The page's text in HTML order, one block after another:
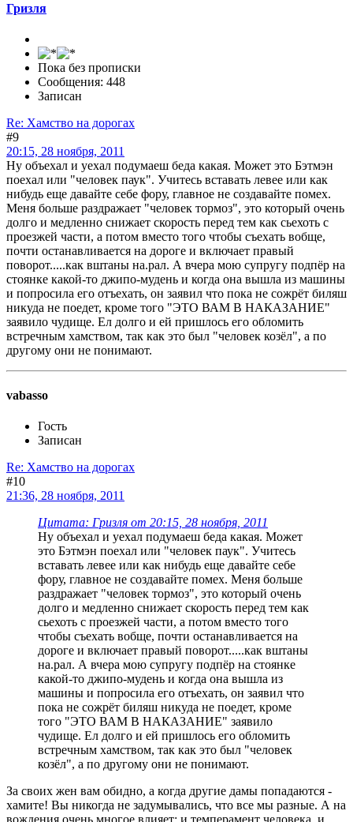
Гризля
Пока без прописки
Сообщения: 448
Записан
Re: Хамство на дорогах
#9
20:15, 28 ноября, 2011
Ну объехал и уехал подумаеш беда какая. Может это Бэтмэн
поехал или "человек паук". Учитесь вставать левее или как
нибудь еще давайте себе фору, главное не создавайте помех.
Меня больше раздражает "человек тормоз", это который очень
долго и медленно снижает скорость перед тем как сьехоть с
проезжей части, а потом вместо того чтобы съехать вобще,
почти останавливается на дороге и включает правый
поворот.....как вштаны на.рал. А вчера мою супругу подпёр на
стоянке какой-то джипо-мудень и когда она вышла из машины
и попросила его отъехать, он заявил что пока не сожрёт биляш
никуда не поедет, кроме того "ЭТО ВАМ В НАКАЗАНИЕ"
заявило чудище. Ел долго и ей пришлось его обломить
встречным хамством, так как это был "человек козёл", а по
другому они не понимают.
vabasso
Гость
Записан
Re: Хамство на дорогах
#10
21:36, 28 ноября, 2011
Цитата: Гризля от 20:15, 28 ноября, 2011
Ну объехал и уехал подумаеш беда какая. Может
это Бэтмэн поехал или "человек паук". Учитесь
вставать левее или как нибудь еще давайте себе
фору, главное не создавайте помех. Меня больше
раздражает "человек тормоз", это который очень
долго и медленно снижает скорость перед тем как
сьехоть с проезжей части, а потом вместо того
чтобы съехать вобще, почти останавливается на
дороге и включает правый поворот.....как вштаны
на.рал. А вчера мою супругу подпёр на стоянке
какой-то джипо-мудень и когда она вышла из
машины и попросила его отъехать, он заявил что
пока не сожрёт биляш никуда не поедет, кроме
того "ЭТО ВАМ В НАКАЗАНИЕ" заявило
чудище. Ел долго и ей пришлось его обломить
встречным хамством, так как это был "человек
козёл", а по другому они не понимают.
За своих жен вам обидно, а когда другие дамы попадаются -
хамите! Вы никогда не задумывались, что все мы разные. А на